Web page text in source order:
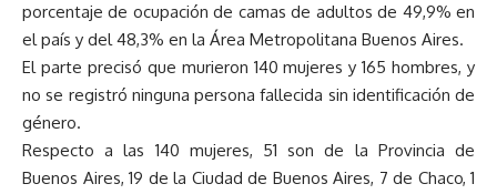
porcentaje de ocupación de camas de adultos de 49,9% en
el país y del 48,3% en la Área Metropolitana Buenos Aires.
El parte precisó que murieron 140 mujeres y 165 hombres, y
no se registró ninguna persona fallecida sin identificación de
género.
Respecto a las 140 mujeres, 51 son de la Provincia de
Buenos Aires, 19 de la Ciudad de Buenos Aires, 7 de Chaco, 1